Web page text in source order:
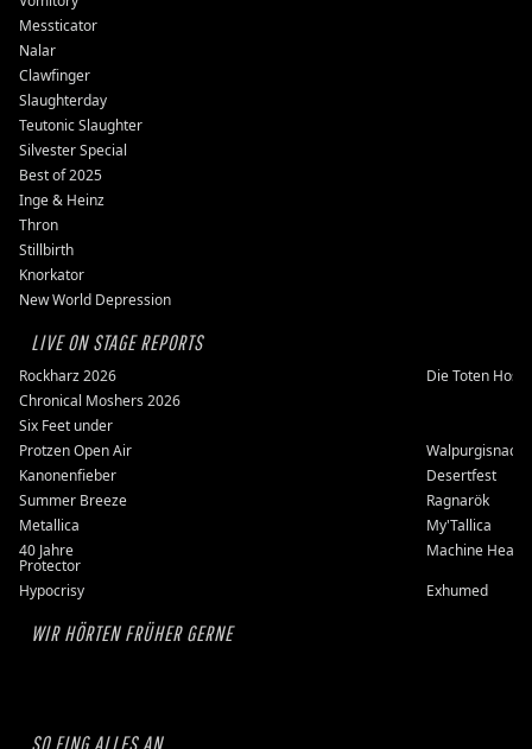
Messticator
Nalar
Clawfinger
Slaughterday
Teutonic Slaughter
Silvester Special
Best of 2025
Inge & Heinz
Thron
Stillbirth
Knorkator
New World Depression
LIVE ON STAGE REPORTS
Rockharz 2026
Die Toten
Chronical Moshers 2026
Six Feet under
Protzen Open Air
Walpurgisnacht
Kanonenfieber
Desertfest
Summer Breeze
Ragnarök
Metallica
My'Tallica
40 Jahre
Protector
Machine Head
Hypocrisy
Exhumed
WIR HÖRTEN FRÜHER GERNE
SO FING ALLES AN